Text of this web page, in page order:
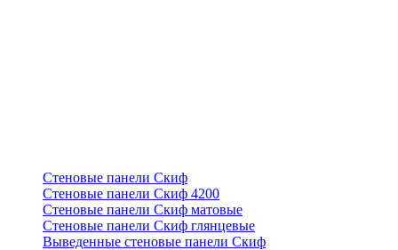
Стеновые панели Скиф
Стеновые панели Скиф 4200
Стеновые панели Скиф матовые
Стеновые панели Скиф глянцевые
Выведенные стеновые панели Скиф